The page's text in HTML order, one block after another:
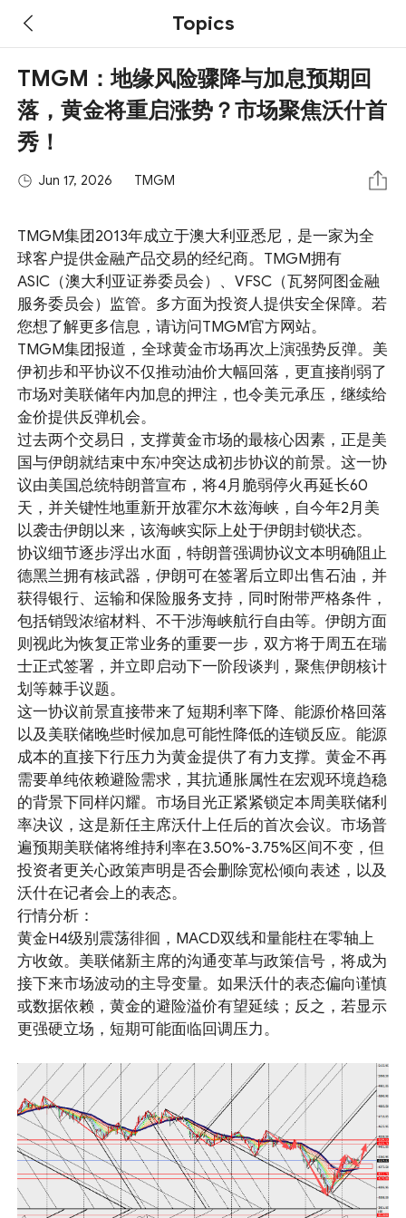
Topics
TMGM：地缘风险骤降与加息预期回
落，黄金将重启涨势？市场聚焦沃什首
秀！
Jun 17, 2026 TMGM
TMGM集团2013年成立于澳大利亚悉尼，是一家为全
球客户提供金融产品交易的经纪商。TMGM拥有
ASIC（澳大利亚证券委员会）、VFSC（瓦努阿图金融
服务委员会）监管。多方面为投资人提供安全保障。若
您想了解更多信息，请访问TMGM官方网站。
TMGM集团报道，全球黄金市场再次上演强势反弹。美
伊初步和平协议不仅推动油价大幅回落，更直接削弱了
市场对美联储年内加息的押注，也令美元承压，继续给
金价提供反弹机会。
过去两个交易日，支撑黄金市场的最核心因素，正是美
国与伊朗就结束中东冲突达成初步协议的前景。这一协
议由美国总统特朗普宣布，将4月脆弱停火再延长60
天，并关键性地重新开放霍尔木兹海峡，自今年2月美
以袭击伊朗以来，该海峡实际上处于伊朗封锁状态。
协议细节逐步浮出水面，特朗普强调协议文本明确阻止
德黑兰拥有核武器，伊朗可在签署后立即出售石油，并
获得银行、运输和保险服务支持，同时附带严格条件，
包括销毁浓缩材料、不干涉海峡航行自由等。伊朗方面
则视此为恢复正常业务的重要一步，双方将于周五在瑞
士正式签署，并立即启动下一阶段谈判，聚焦伊朗核计
划等棘手议题。
这一协议前景直接带来了短期利率下降、能源价格回落
以及美联储晚些时候加息可能性降低的连锁反应。能源
成本的直接下行压力为黄金提供了有力支撑。黄金不再
需要单纯依赖避险需求，其抗通胀属性在宏观环境趋稳
的背景下同样闪耀。市场目光正紧紧锁定本周美联储利
率决议，这是新任主席沃什上任后的首次会议。市场普
遍预期美联储将维持利率在3.50%-3.75%区间不变，但
投资者更关心政策声明是否会删除宽松倾向表述，以及
沃什在记者会上的表态。
行情分析：
黄金H4级别震荡徘徊，MACD双线和量能柱在零轴上
方收敛。美联储新主席的沟通变革与政策信号，将成为
接下来市场波动的主导变量。如果沃什的表态偏向谨慎
或数据依赖，黄金的避险溢价有望延续；反之，若显示
更强硬立场，短期可能面临回调压力。